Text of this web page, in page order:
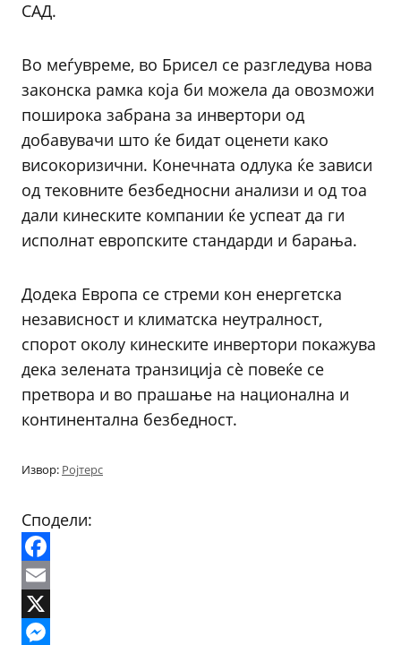
САД.
Во меѓувреме, во Брисел се разгледува нова
законска рамка која би можела да овозможи
поширока забрана за инвертори од
добавувачи што ќе бидат оценети како
високоризични. Конечната одлука ќе зависи
од тековните безбедносни анализи и од тоа
дали кинеските компании ќе успеат да ги
исполнат европските стандарди и барања.
Додека Европа се стреми кон енергетска
независност и климатска неутралност,
спорот околу кинеските инвертори покажува
дека зелената транзиција сè повеќе се
претвора и во прашање на национална и
континентална безбедност.
Извор: Ројтерс
Сподели:
Facebook
Email
X